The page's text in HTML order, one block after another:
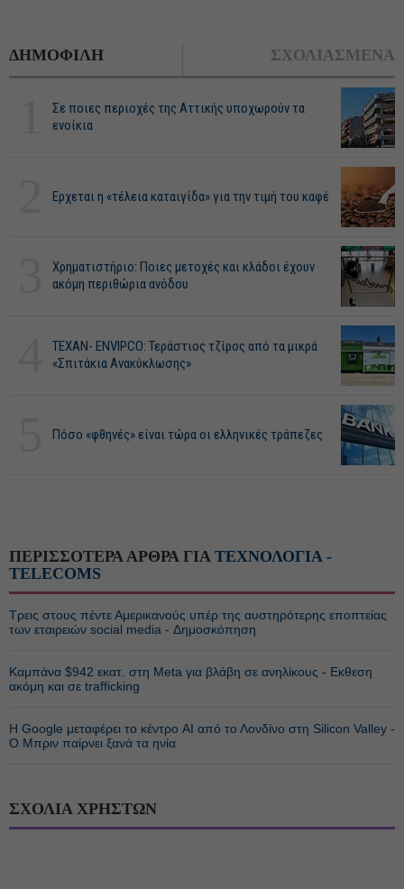
ΔΗΜΟΦΙΛΗ ΣΧΟΛΙΑΣΜΕΝΑ
Σε ποιες περιοχές της Αττικής υποχωρούν τα
ενοίκια
Ερχεται η «τέλεια καταιγίδα» για την τιμή του καφέ
Χρηματιστήριο: Ποιες μετοχές και κλάδοι έχουν
ακόμη περιθώρια ανόδου
ΤΕΧΑΝ- ENVIPCO: Τεράστιος τζίρος από τα μικρά
«Σπιτάκια Ανακύκλωσης»
Πόσο «φθηνές» είναι τώρα οι ελληνικές τράπεζες
ΠΕΡΙΣΣΟΤΕΡΑ ΑΡΘΡΑ ΓΙΑ ΤΕΧΝΟΛΟΓΙΑ -
TELECOMS
Τρεις στους πέντε Αμερικανούς υπέρ της αυστηρότερης εποπτείας
των εταιρειών social media - Δημοσκόπηση
Καμπάνα $942 εκατ. στη Meta για βλάβη σε ανηλίκους - Εκθεση
ακόμη και σε trafficking
Η Google μεταφέρει το κέντρο AI από το Λονδίνο στη Silicon Valley -
Ο Μπριν παίρνει ξανά τα ηνία
ΣΧΟΛΙΑ ΧΡΗΣΤΩΝ